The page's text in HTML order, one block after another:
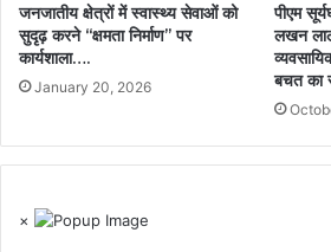
जनजातीय क्षेत्रों में स्वास्थ्य सेवाओं को
सुदृढ़ करने ‘‘क्षमता निर्माण’’ पर
कार्यशाला….
January 20, 2026
पीएम
लखन
बचत का
×